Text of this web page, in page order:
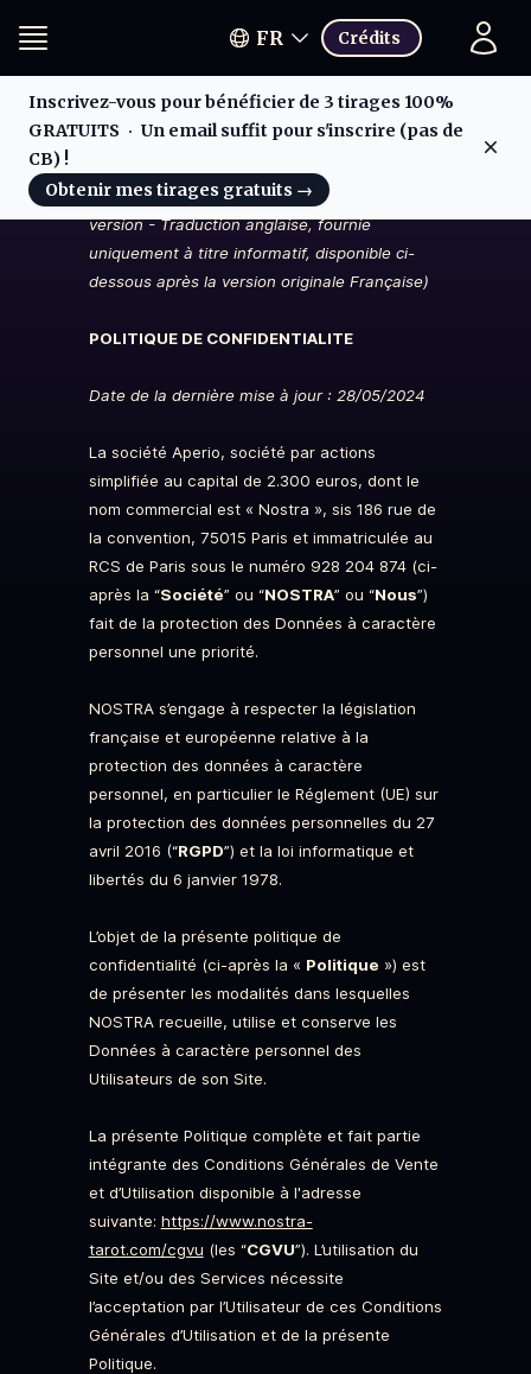
FR Crédits
Inscrivez-vous pour bénéficier de 3 tirages 100%
GRATUITS
Un email suffit pour s'inscrire (pas de
CB) !
Obtenir mes tirages gratuits →
only, available below after the original French
version - Traduction anglaise, fournie
uniquement à titre informatif, disponible ci-
dessous après la version originale Française)
POLITIQUE DE CONFIDENTIALITE
Date de la dernière mise à jour : 28/05/2024
La société Aperio, société par actions
simplifiée au capital de 2.300 euros, dont le
nom commercial est « Nostra », sis 186 rue de
la convention, 75015 Paris et immatriculée au
RCS de Paris sous le numéro 928 204 874 (ci-
après la “Société” ou “NOSTRA” ou “Nous”)
fait de la protection des Données à caractère
personnel une priorité.
NOSTRA s’engage à respecter la législation
française et européenne relative à la
protection des données à caractère
personnel, en particulier le Réglement (UE) sur
la protection des données personnelles du 27
avril 2016 (“RGPD”) et la loi informatique et
libertés du 6 janvier 1978.
L’objet de la présente politique de
confidentialité (ci-après la « Politique ») est
de présenter les modalités dans lesquelles
NOSTRA recueille, utilise et conserve les
Données à caractère personnel des
Utilisateurs de son Site.
La présente Politique complète et fait partie
intégrante des Conditions Générales de Vente
et d’Utilisation disponible à l'adresse
suivante: https://www.nostra-
tarot.com/cgvu (les “CGVU”). L’utilisation du
Site et/ou des Services nécessite
l’acceptation par l’Utilisateur de ces Conditions
Générales d’Utilisation et de la présente
Politique.